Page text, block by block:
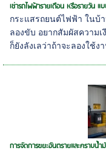
เช่ารถไฟฟ้ารายเดือน หรือรายวัน แ
กระแสรถยนต์ไฟฟ้า ในบ้
ลองขับ อยากสัมผัสความ
ก็ยังลังเลว่าถ้าจะลองใช้
การจัดการขยะอันตรายและคราบน้